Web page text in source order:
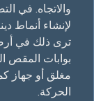
والاتجاه. في
لإنشاء أنماط
ترى ذلك في
بوابات المقص
مغلق أو جهاز
الحركة.